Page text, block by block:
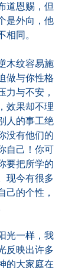
道恩赐，但
是外向，他
同。
纹容易施
做与你性格
力与不安，
效果却不理
人的事工绝
没有他们的
自己！你可
要把所学的
现今有很多
己的个性，
一样，我
反映出许多
的大家庭在